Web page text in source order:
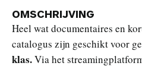
OMSCHRIJVING
Heel wat documentaires en
catalogus zijn geschikt voor
klas.Via het